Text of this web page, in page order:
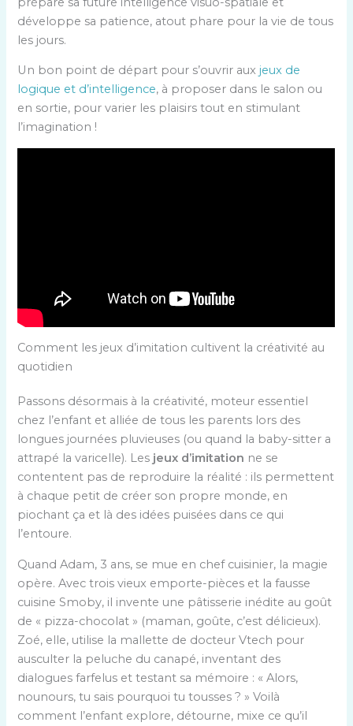
développe sa patience, atout phare pour la vie de tous
les jours.
Un bon point de départ pour s’ouvrir aux jeux de
logique et d’intelligence, à proposer dans le salon ou
en sortie, pour varier les plaisirs tout en stimulant
l’imagination !
Comment les jeux d’imitation cultivent la créativité au
quotidien
Passons désormais à la créativité, moteur essentiel
chez l’enfant et alliée de tous les parents lors des
longues journées pluvieuses (ou quand la baby-sitter a
attrapé la varicelle). Les jeux d’imitation ne se
contentent pas de reproduire la réalité : ils permettent
à chaque petit de créer son propre monde, en
piochant ça et là des idées puisées dans ce qui
l’entoure.
Quand Adam, 3 ans, se mue en chef cuisinier, la magie
opère. Avec trois vieux emporte-pièces et la fausse
cuisine Smoby, il invente une pâtisserie inédite au goût
de « pizza-chocolat » (maman, goûte, c’est délicieux).
Zoé, elle, utilise la mallette de docteur Vtech pour
ausculter la peluche du canapé, inventant des
dialogues farfelus et testant sa mémoire : « Alors,
nounours, tu sais pourquoi tu tousses ? » Voilà
comment l’enfant explore, détourne, mixe ce qu’il